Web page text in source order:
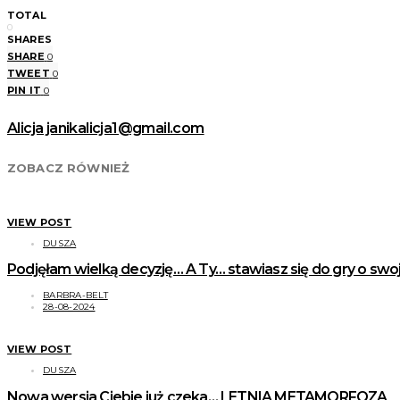
TOTAL
0
SHARES
SHARE 0
TWEET 0
PIN IT 0
Alicja janikalicja1@gmail.com
ZOBACZ RÓWNIEŻ
VIEW POST
DUSZA
Podjęłam wielką decyzję… A Ty… stawiasz się do gry o
BARBRA-BELT
28-08-2024
VIEW POST
DUSZA
Nowa wersja Ciebie już czeka… LETNIA METAMORFOZA